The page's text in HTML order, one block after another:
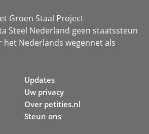
Groen Staal Project
Steel Nederland geen staatssteun
het Nederlands wegennet als
Updates
Uw privacy
Over petities.nl
Steun ons